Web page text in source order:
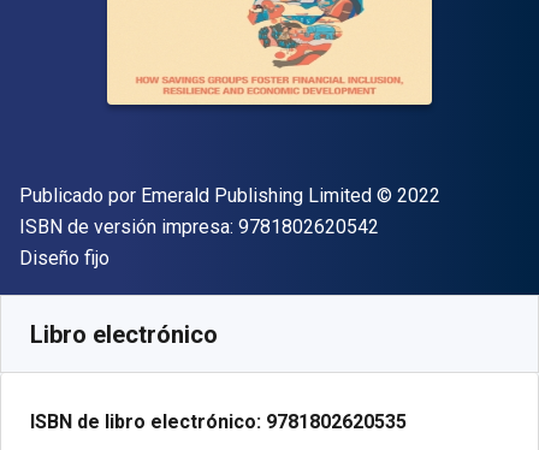
Editor
Publicado por Emerald Publishing Limited Copyright
© 2022
ISBN de versión impresa: 9781802620542
Formato
Diseño fijo
Libro electrónico
ISBN de libro electrónico: 9781802620535